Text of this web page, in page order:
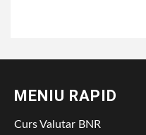
MENIU RAPID
Curs Valutar BNR